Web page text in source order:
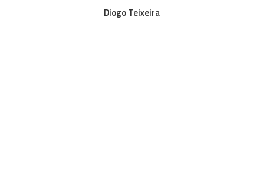
Diogo Teixeira